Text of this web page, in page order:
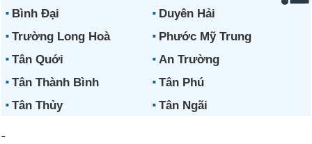
Bình Đại
Duyên Hải
Trường Long Hoà
Phước Mỹ Trung
Tân Quới
An Trường
Tân Thành Bình
Tân Phú
Tân Thủy
Tân Ngãi